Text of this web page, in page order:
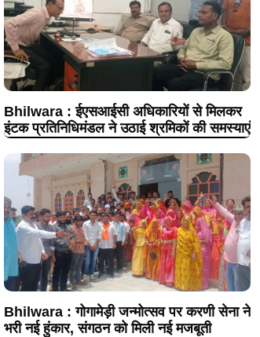
Bhilwara : ईएसआईसी अधिकारियों से मिलकर
इंटक प्रतिनिधिमंडल ने उठाई श्रमिकों की समस्याएं
Bhilwara : गोगामेड़ी जन्मोत्सव पर करणी सेना ने
भरी नई हुंकार, संगठन को मिली नई मजबूती